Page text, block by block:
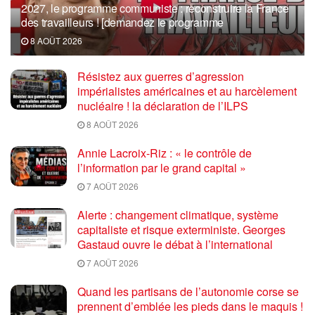
2027, le programme communiste : reconstruire la France
des travailleurs ! [demandez le programme
8 AOÛT 2026
Résistez aux guerres d’agression
impérialistes américaines et au harcèlement
nucléaire ! la déclaration de l’ILPS
8 AOÛT 2026
Annie Lacroix-Riz : « le contrôle de
l’information par le grand capital »
7 AOÛT 2026
Alerte : changement climatique, système
capitaliste et risque exterministe. Georges
Gastaud ouvre le débat à l’international
7 AOÛT 2026
Quand les partisans de l’autonomie corse se
prennent d’emblée les pieds dans le maquis !